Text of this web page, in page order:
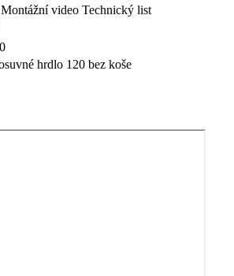
Montážní video Technický list
hrdlo 120 bez koše